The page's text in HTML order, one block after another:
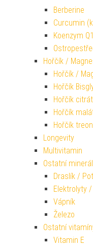
Berberine
Curcumin
Koenzym
Hořčík /
Hořčík /
Hořčík
Hořčík
Hořčík
Hořčík
Longevity
Multivitamin
Ostatní
Draslík /
Elektrolyty
Vápník
Železo
Ostatní
Vitamin E